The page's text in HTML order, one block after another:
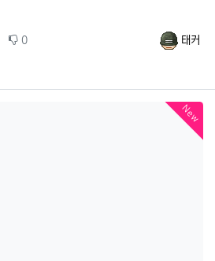
등록자태커
비추천
0
New